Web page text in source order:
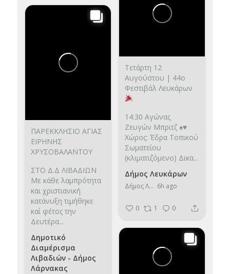
Τετάρτη 12
Αυγούστου | 44ο
Φεστιβάλ Λευκάρων
14:30 Αγώνας
Ζευγών Μπριτζ ♠️♥️
Χώρος: Έδρα Τοπικού
Σωματείου
(κλιματιζόμενο) Δικα...
Δήμος Λευκάρων
Δήμος Λευκάρων 6h ago
0 1 0
ΠΑΡΕΚΚΛΗΣΙΟ ΑΓΙΑΣ
ΕΙΡΗΝΗΣ
ΧΡΥΣΟΒΑΛΑΝΤΟΥ
ΣΤΟ Δ.Δ ΛΙΒΑΔΙΩΝ
Με κάθε λαμπρότητα
και χριστιανική
κατάνυξη τιμήθηκε
καί φέτος την
Δευτέρα...
Δημοτικό
Διαμέρισμα
Λιβαδιών - Δήμος
Λάρνακας